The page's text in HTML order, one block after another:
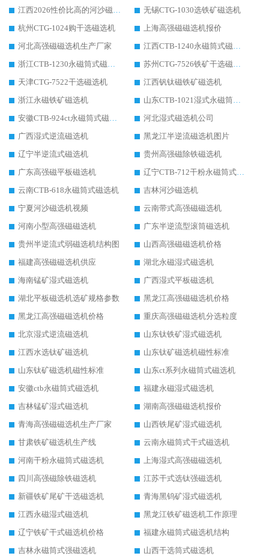
江西2026性价比高的河沙磁选机生产厂家工作原理(通俗 + 专业双版，适配产品文案/介绍使用)
无锡CTG-1030选铁矿磁选机
杭州CTG-1024购干选磁选机
上海高强磁磁选机报价
河北高强磁磁选机生产厂家
江西CTB-1240永磁筒式磁选机厂家
浙江CTB-1230永磁筒式磁选机生产厂家
苏州CTG-7526铁矿干选磁选机
天津CTG-7522干选磁选机
江西钒钛磁铁矿磁选机
浙江永磁铁矿磁选机
山东CTB-1021湿式永磁筒式磁选机
安徽CTB-924ct永磁筒式磁选机
河北湿式磁选机公司
广西湿式逆流磁选机
黑龙江半逆流磁选机图片
辽宁半逆流式磁选机
贵州高强磁除铁磁选机
广东高强磁平板磁选机
辽宁CTB-712干粉永磁筒式磁选机
云南CTB-618永磁筒式磁选机
吉林河沙磁选机
宁夏河沙磁选机视频
云南带式高强磁磁选机
河南小型高强磁磁选机
广东半逆流型滚筒磁选机
贵州半逆流式弱磁选机结构图
山西高强磁磁选机价格
福建高强磁磁选机供应
湖北永磁湿式磁选机
海南锰矿湿式磁选机
广西湿式平板磁选机
湖北平板磁选机选矿规格参数
黑龙江高强磁磁选机价格
黑龙江高强磁磁选机价格
重庆高强磁磁选机分选粒度
北京湿式逆流磁选机
山东钛铁矿湿式磁选机
江西水选钛矿磁选机
山东钛矿磁选机磁性标准
山东钛矿磁选机磁性标准
山东ct系列永磁筒式磁选机
安徽ctb永磁筒式磁选机
福建永磁湿式磁选机
吉林锰矿湿式磁选机
湖南高强磁磁选机报价
青海高强磁磁选机生产厂家
山西铁尾矿湿式磁选机
甘肃铁矿磁选机生产线
云南永磁筒式干式磁选机
河南干粉永磁筒式磁选机
上海湿式高强磁磁选机
四川高强磁除铁磁选机
江苏干式选钛强磁选机
新疆铁矿尾矿干选磁选机
青海黑钨矿湿式磁选机
江西永磁湿式磁选机
黑龙江铁矿磁选机工作原理
辽宁铁矿干式磁选机价格
福建永磁筒式磁选机结构
吉林永磁筒式强磁选机
山西干选筒式磁选机